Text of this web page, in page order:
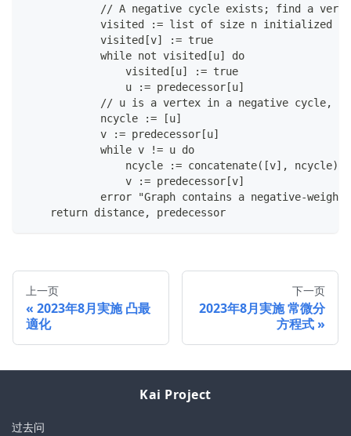
// A negative cycle exists; find a
visited := list of size n initialized
            visited[v] := true
            while not visited[u] do
                visited[u] := true
                u := predecessor[u]
// u is a vertex in a negative cycle,
            ncycle := [u]
            v := predecessor[u]
            while v != u do
                ncycle := concatenate([v], ncycle)
                v := predecessor[v]
error "Graph contains a negative-weight
    return distance, predecessor
上一页
2023年8月実施 凸最
適化
下一页
2023年8月実施 常微分
方程式
Kai Project
过去问